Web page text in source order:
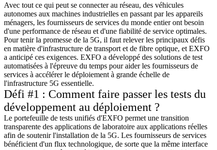
Avec tout ce qui peut se connecter au réseau, des véhicules
autonomes aux machines industrielles en passant par les appareils
ménagers, les fournisseurs de services du monde entier ont besoin
d'une performance de réseau et d'une fiabilité de service optimales.
Pour tenir la promesse de la 5G, il faut relever les principaux défis
en matière d'infrastructure de transport et de fibre optique, et EXFO
a anticipé ces exigences. EXFO a développé des solutions de test
automatisées à l'épreuve du temps pour aider les fournisseurs de
services à accélérer le déploiement à grande échelle de
l'infrastructure 5G essentielle.
Défi #1 : Comment faire passer les tests du
développement au déploiement ?
Le portefeuille de tests unifiés d'EXFO permet une transition
transparente des applications de laboratoire aux applications réelles
afin de soutenir l'installation de la 5G. Les fournisseurs de services
bénéficient d'un flux technologique, de sorte que la même interface